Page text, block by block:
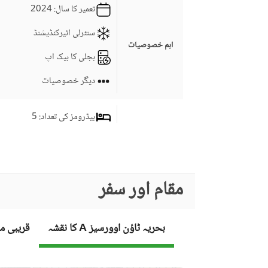
اہم خصوصیات
تعمیر کا سال: 2024
سنٹرلی ائیرکنڈیشنڈ
بجلی کا بیک اپ
دیگر خصوصیات
بیڈرومز کی تعداد: 5
برانڈ بینڈ انٹرنیٹ تک رسائی
مقام اور سفر
بحریہ ٹاؤن اوورسیز A کا نقشہ قریبی